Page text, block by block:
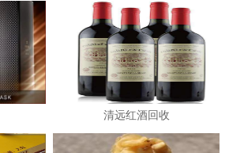
清远红酒回收